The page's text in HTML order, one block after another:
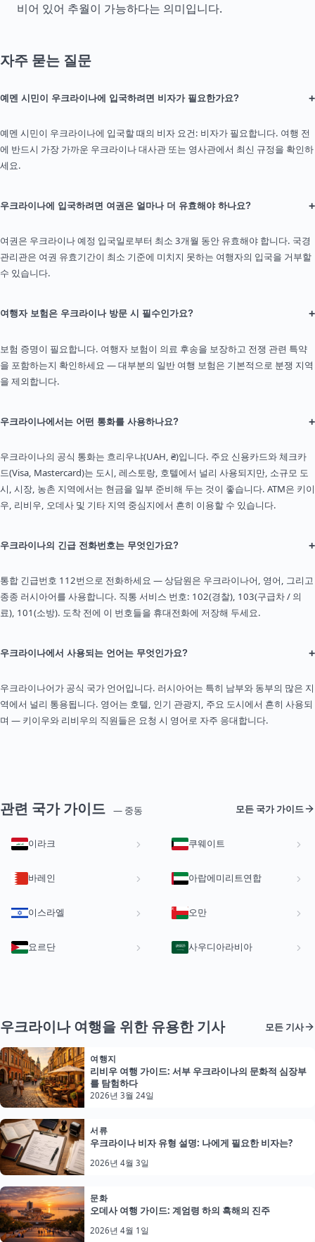
비어 있어 추월이 가능하다는 의미입니다.
자주 묻는 질문
예멘 시민이 우크라이나에 입국하려면 비자가 필요한가요? +
예멘 시민이 우크라이나에 입국할 때의 비자 요건: 비자가 필요합니다. 여행 전
에 반드시 가장 가까운 우크라이나 대사관 또는 영사관에서 최신 규정을 확인하
세요.
우크라이나에 입국하려면 여권은 얼마나 더 유효해야 하나요? +
여권은 우크라이나 예정 입국일로부터 최소 3개월 동안 유효해야 합니다. 국경
관리관은 여권 유효기간이 최소 기준에 미치지 못하는 여행자의 입국을 거부할
수 있습니다.
여행자 보험은 우크라이나 방문 시 필수인가요? +
보험 증명이 필요합니다. 여행자 보험이 의료 후송을 보장하고 전쟁 관련 특약
을 포함하는지 확인하세요 — 대부분의 일반 여행 보험은 기본적으로 분쟁 지역
을 제외합니다.
우크라이나에서는 어떤 통화를 사용하나요? +
우크라이나의 공식 통화는 흐리우냐(UAH, ₴)입니다. 주요 신용카드와 체크카
드(Visa, Mastercard)는 도시, 레스토랑, 호텔에서 널리 사용되지만, 소규모 도
시, 시장, 농촌 지역에서는 현금을 일부 준비해 두는 것이 좋습니다. ATM은 키이
우, 리비우, 오데사 및 기타 지역 중심지에서 흔히 이용할 수 있습니다.
우크라이나의 긴급 전화번호는 무엇인가요? +
통합 긴급번호 112번으로 전화하세요 — 상담원은 우크라이나어, 영어, 그리고
종종 러시아어를 사용합니다. 직통 서비스 번호: 102(경찰), 103(구급차 / 의
료), 101(소방). 도착 전에 이 번호들을 휴대전화에 저장해 두세요.
우크라이나에서 사용되는 언어는 무엇인가요? +
우크라이나어가 공식 국가 언어입니다. 러시아어는 특히 남부와 동부의 많은 지
역에서 널리 통용됩니다. 영어는 호텔, 인기 관광지, 주요 도시에서 흔히 사용되
며 — 키이우와 리비우의 직원들은 요청 시 영어로 자주 응대합니다.
관련 국가 가이드 — 중동 모든 국가 가이드
이라크 쿠웨이트
바레인 아랍에미리트연합
이스라엘 오만
요르단 사우디아라비아
우크라이나 여행을 위한 유용한 기사 모든 기사
여행지
리비우 여행 가이드: 서부 우크라이나의 문화적 심장부
를 탐험하다
2026년 3월 24일
서류
우크라이나 비자 유형 설명: 나에게 필요한 비자는?
2026년 4월 3일
문화
오데사 여행 가이드: 계엄령 하의 흑해의 진주
2026년 4월 1일